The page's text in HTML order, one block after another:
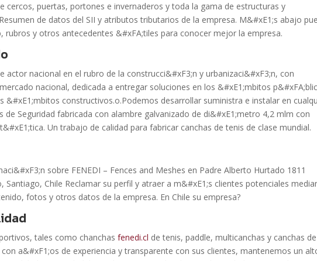
cercos, puertas, portones e invernaderos y toda la gama de estructuras y
de datos del SII y atributos tributarios de la empresa. M&#xE1;s abajo
y otros antecedentes &#xFA;tiles para conocer mejor la empresa.
actor nacional en el rubro de la construcci&#xF3;n y urbanizaci&#xF3;n, con
nacional, dedicada a entregar soluciones en los &#xE1;mbitos
&#xE1;mbitos constructivos.o.Podemos desarrollar suministra e instalar en
de Seguridad fabricada con alambre galvanizado de di&#xE1;metro 4,2 mlm con
Un trabajo de calidad para fabricar canchas de tenis de clase mundial.
sobre FENEDI – Fences and Meshes en Padre Alberto Hurtado 1811
Santiago, Chile Reclamar su perfil y atraer a m&#xE1;s clientes potenciales
fotos y otros datos de la empresa. En Chile su empresa?
tales como chanchasfenedi.cl de tenis, paddle, multicanchas y canchas de
a&#xF1;os de experiencia y transparente con sus clientes, mantenemos un